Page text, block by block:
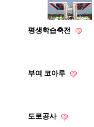
평생학습축전
부여 코아루
도로공사